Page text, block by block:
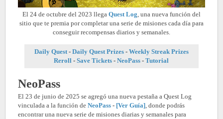
El 24 de octubre del 2023 llega Quest Log, una nueva función del
sitio que te premia por completar una serie de misiones cada día para
conseguir recompensas diarios y semanales.
Daily Quest- Daily Quest Prizes- Weekly Streak Prizes
Reroll -Save Tickets -NeoPass -Tutorial
NeoPass
El 23 de junio de 2025 se agregó una nueva pestaña a Quest Log
vinculada a la función de NeoPass - [Ver Guía], donde podrás
encontrar una nueva serie de misiones diarias y semanales para